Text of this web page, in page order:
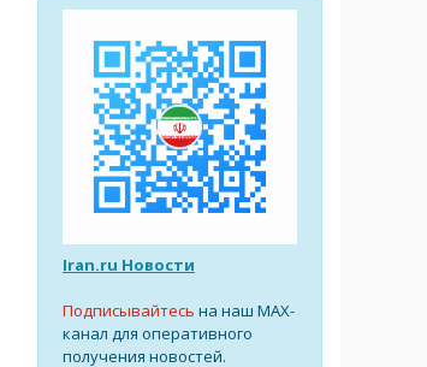
Iran.ru Новости
Подписывайтесь на наш MAX-
канал для оперативного
получения новостей.